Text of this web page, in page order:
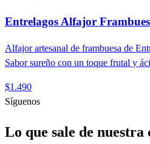
Entrelagos Alfajor
Alfajor artesanal de frambuesa de
Sabor sureño con un toque frutal y
$1.490
Síguenos
Lo que sale de nuestra